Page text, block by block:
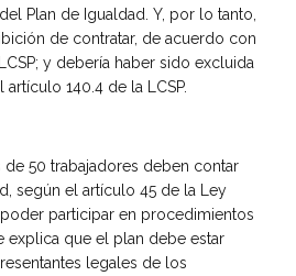
Plan de Igualdad. Y, por lo tanto,
de contratar, de acuerdo con
y debería haber sido excluida
140.4 de la LCSP.
de 50 trabajadores deben contar
según el artículo 45 de la Ley
participar en procedimientos
explica que el plan debe estar
legales de los